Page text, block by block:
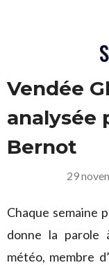
Vendée
analysée
Bernot
29
Chaque semaine
donne la parole
météo, membre